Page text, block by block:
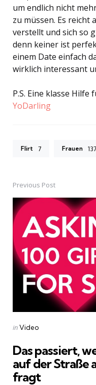
um endlich nicht
zu müssen. Es reicht
verstellt und sich so
denn keiner ist
einem Date einfach
wirklich interessant
P.S. Eine klasse
YoDarling
Flirt 7 Frauen 137
Post
navigation
Previous Post
Posted
inVideo
Das passiert,
auf der Straße
fragt